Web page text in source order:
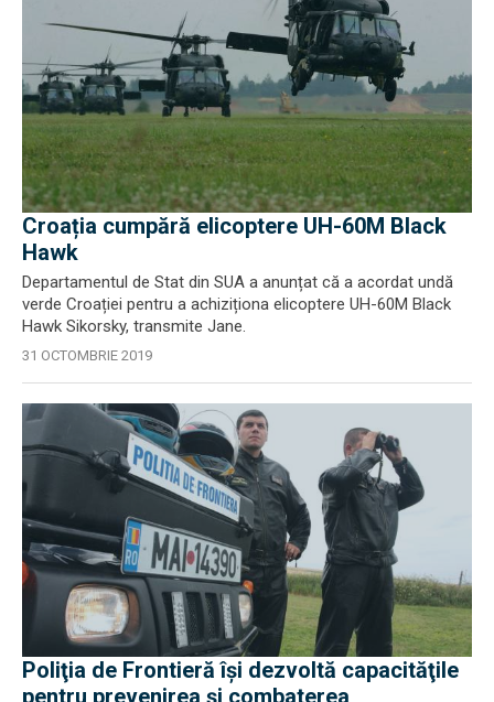
Croația cumpără elicoptere UH-60M Black
Hawk
Departamentul de Stat din SUA a anunțat că a acordat undă
verde Croației pentru a achiziționa elicoptere UH-60M Black
Hawk Sikorsky, transmite Jane.
31 OCTOMBRIE 2019
Poliţia de Frontieră îşi dezvoltă capacităţile
pentru prevenirea şi combaterea